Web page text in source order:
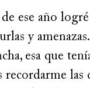
ese año
y
esa que
recordarme